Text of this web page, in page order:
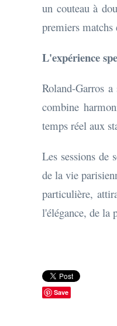
un couteau à
premiers matchs
L'expérience
Roland-Garros
combine
temps réel aux
Les sessions de
de la vie
particulière,
l'élégance, de la
Save